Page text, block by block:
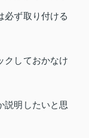
必ず取り付ける
クしておかなけ
説明したいと思